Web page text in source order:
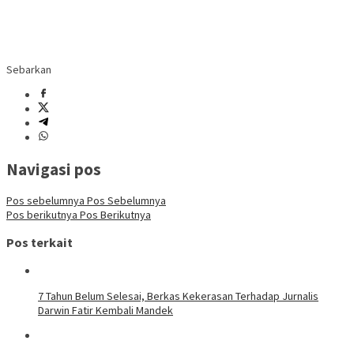
Sebarkan
Navigasi pos
Pos sebelumnya Pos Sebelumnya
Pos berikutnya Pos Berikutnya
Pos terkait
7 Tahun Belum Selesai, Berkas Kekerasan Terhadap Jurnalis
Darwin Fatir Kembali Mandek